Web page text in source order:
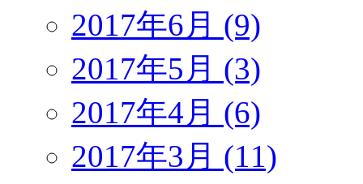
2017年6月 (9)
2017年5月 (3)
2017年4月 (6)
2017年3月 (11)